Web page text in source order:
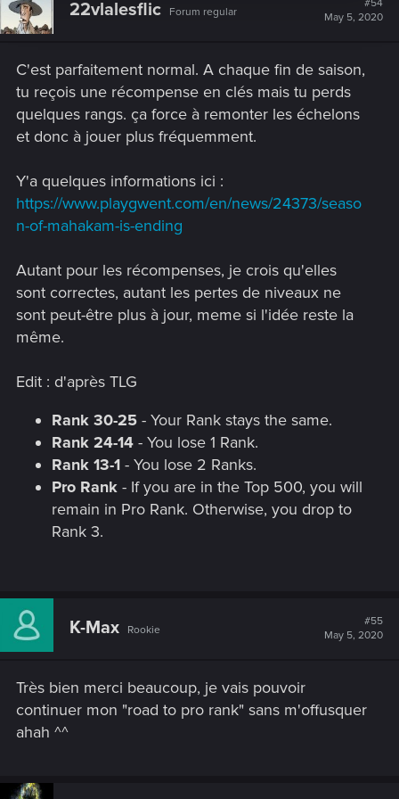
22vlalesflic Forum regular
#54
May 5, 2020
C'est parfaitement normal. A chaque fin de saison,
tu reçois une récompense en clés mais tu perds
quelques rangs. ça force à remonter les échelons
et donc à jouer plus fréquemment.
Y'a quelques informations ici :
https://www.playgwent.com/en/news/24373/seaso
n-of-mahakam-is-ending
Autant pour les récompenses, je crois qu'elles
sont correctes, autant les pertes de niveaux ne
sont peut-être plus à jour, meme si l'idée reste la
même.
Edit : d'après TLG
Rank 30-25 - Your Rank stays the same.
Rank 24-14 - You lose 1 Rank.
Rank 13-1 - You lose 2 Ranks.
Pro Rank - If you are in the Top 500, you will
remain in Pro Rank. Otherwise, you drop to
Rank 3.
K-Max Rookie
#55
May 5, 2020
Très bien merci beaucoup, je vais pouvoir
continuer mon "road to pro rank" sans m'offusquer
ahah ^^